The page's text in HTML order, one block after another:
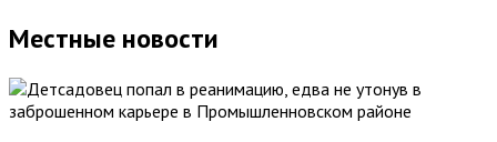
Местные новости